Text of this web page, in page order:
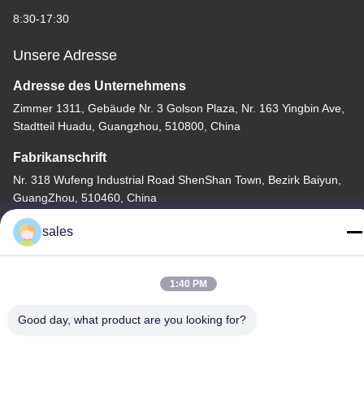
8:30-17:30
Unsere Adresse
Adresse des Unternehmens
Zimmer 1311, Gebäude Nr. 3 Golson Plaza, Nr. 163 Yingbin Ave,
Stadtteil Huadu, Guangzhou, 510800, China
Fabrikanschrift
Nr. 318 Wufeng Industrial Road ShenShan Town, Bezirk Baiyun,
GuangZhou, 510460, China
Telefone
86-20-36969420
sales
1:40 PM
Good day, what product are you looking for?